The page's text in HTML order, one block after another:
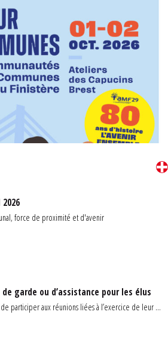
2026
force de proximité et d'avenir
garde ou d’assistance pour les élus
participer aux réunions liées à l’exercice de leur ...